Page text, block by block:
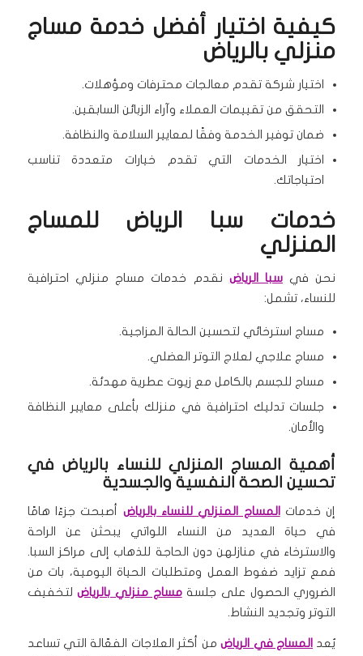
كيفية اختيار أفضل خدمة مساج
منزلي بالرياض
اختيار شركة تقدم معالجات محترفات ومؤهلات.
التحقق من تقييمات العملاء وآراء الزبائن السابقين.
ضمان توفير الخدمة وفقًا لمعايير السلامة والنظافة.
اختيار الخدمات التي تقدم خيارات متعددة تناسب
احتياجاتك.
خدمات سبا الرياض للمساج
المنزلي
نحن فيسبا الرياض نقدم خدمات مساج منزلي احترافية
للنساء، تشمل:
مساج استرخائي لتحسين الحالة المزاجية.
مساج علاجي لعلاج التوتر العضلي.
مساج للجسم بالكامل مع زيوت عطرية مهدئة.
جلسات تدليك احترافية في منزلك بأعلى معايير النظافة
والأمان.
أهمية المساج المنزلي للنساء بالرياض في
تحسين الصحة النفسية والجسدية
إن خدمات المساج المنزلي للنساء بالرياض أصبحت جزءًا هامًا
في حياة العديد من النساء اللواتي يبحثن عن الراحة
والاسترخاء في منازلهن دون الحاجة للذهاب إلى مراكز السبا.
فمع تزايد ضغوط العمل ومتطلبات الحياة اليومية، بات من
الضروري الحصول على جلسةمساج منزلي بالرياضلتخفيف
التوتر وتجديد النشاط.
يُعد المساج في الرياضمن أكثر العلاجات الفعّالة التي تساعد